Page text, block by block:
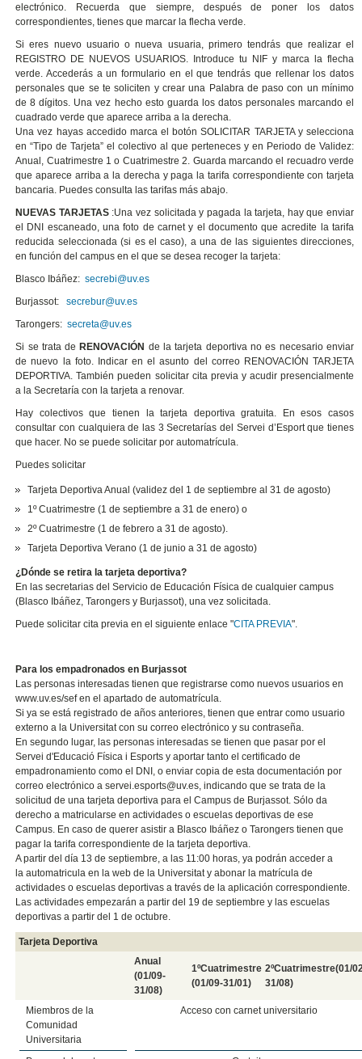
electrónico. Recuerda que siempre, después de poner los datos
correspondientes, tienes que marcar la flecha verde.
Si eres nuevo usuario o nueva usuaria, primero tendrás que realizar el
REGISTRO DE NUEVOS USUARIOS. Introduce tu NIF y marca la flecha
verde. Accederás a un formulario en el que tendrás que rellenar los datos
personales que se te soliciten y crear una Palabra de paso con un mínimo
de 8 dígitos. Una vez hecho esto guarda los datos personales marcando el
cuadrado verde que aparece arriba a la derecha.
Una vez hayas accedido marca el botón SOLICITAR TARJETA y selecciona
en “Tipo de Tarjeta” el colectivo al que perteneces y en Periodo de Validez:
Anual, Cuatrimestre 1 o Cuatrimestre 2. Guarda marcando el recuadro verde
que aparece arriba a la derecha y paga la tarifa correspondiente con tarjeta
bancaria. Puedes consulta las tarifas más abajo.
NUEVAS TARJETAS :Una vez solicitada y pagada la tarjeta, hay que enviar
el DNI escaneado, una foto de carnet y el documento que acredite la tarifa
reducida seleccionada (si es el caso), a una de las siguientes direcciones,
en función del campus en el que se desea recoger la tarjeta:
Blasco Ibáñez:secrebi@uv.es
Burjassot:secrebur@uv.es
Tarongers:secreta@uv.es
Si se trata deRENOVACIÓN de la tarjeta deportiva no es necesario enviar
de nuevo la foto. Indicar en el asunto del correo RENOVACIÓN TARJETA
DEPORTIVA. También pueden solicitar cita previa y acudir presencialmente
a la Secretaría con la tarjeta a renovar.
Hay colectivos que tienen la tarjeta deportiva gratuita. En esos casos
consultar con cualquiera de las 3 Secretarías del Servei d’Esport que tienes
que hacer. No se puede solicitar por automatrícula.
Puedes solicitar
Tarjeta Deportiva Anual (validez del 1 de septiembre al 31 de agosto)
1º Cuatrimestre (1 de septiembre a 31 de enero) o
2º Cuatrimestre (1 de febrero a 31 de agosto).
Tarjeta Deportiva Verano (1 de junio a 31 de agosto)
¿Dónde se retira la tarjeta deportiva?
En las secretarias del Servicio de Educación Física de cualquier campus
(Blasco Ibáñez, Tarongers y Burjassot), una vez solicitada.
Puede solicitar cita previa en el siguiente enlace "CITA PREVIA".
Para los empadronados en Burjassot
Las personas interesadas tienen que registrarse como nuevos usuarios en
www.uv.es/sef en el apartado de automatrícula.
Si ya se está registrado de años anteriores, tienen que entrar como usuario
externo a la Universitat con su correo electrónico y su contraseña.
En segundo lugar, las personas interesadas se tienen que pasar por el
Servei d'Educació Física i Esports y aportar tanto el certificado de
empadronamiento como el DNI, o enviar copia de esta documentación por
correo electrónico a servei.esports@uv.es, indicando que se trata de la
solicitud de una tarjeta deportiva para el Campus de Burjassot. Sólo da
derecho a matricularse en actividades o escuelas deportivas de ese
Campus. En caso de querer asistir a Blasco Ibáñez o Tarongers tienen que
pagar la tarifa correspondiente de la tarjeta deportiva.
A partir del día 13 de septiembre, a las 11:00 horas, ya podrán acceder a
la automatricula en la web de la Universitat y abonar la matrícula de
actividades o escuelas deportivas a través de la aplicación correspondiente.
Las actividades empezarán a partir del 19 de septiembre y las escuelas
deportivas a partir del 1 de octubre.
Tarjeta Deportiva
Anual
(01/09-
31/08)
1ºCuatrimestre
(01/09-31/01)
2ºCuatrimestre(01/
31/08)
Miembros de la
Comunidad
Universitaria
Acceso con carnet universitario